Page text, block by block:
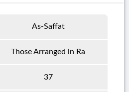
As-Saffat
Those Arranged in Ra
37